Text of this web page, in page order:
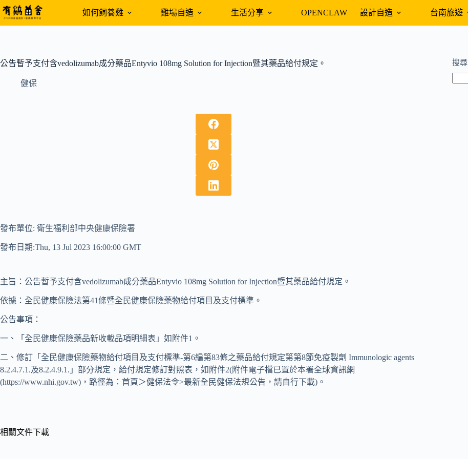
跳
至
容
如何飼養雞 雞場自造 生活分享 OPENCLAW 設計自造 台南旅遊
公告暫予支付含vedolizumab成分藥品Entyvio 108mg Solution for Injection暨其藥品給付規定。
健保
發布單位: 衛生福利部中央健康保險署
發布日期:Thu, 13 Jul 2023 16:00:00 GMT
主旨：公告暫予支付含vedolizumab成分藥品Entyvio 108mg Solution for Injection暨其藥品給付規定。
依據：全民健康保險法第41條暨全民健康保險藥物給付項目及支付標準。
公告事項：
一、「全民健康保險藥品新收載品項明細表」如附件1。
二、修訂「全民健康保險藥物給付項目及支付標準-第6編第83條之藥品給付規定第第8節免疫製劑 Immunologic agents
8.2.4.7.1.及8.2.4.9.1.」部分規定，給付規定修訂對照表，如附件2(附件電子檔已置於本署全球資訊網
(https://www.nhi.gov.tw)，路徑為：首頁＞健保法令>最新全民健保法規公告，請自行下載)。
相關文件下載
搜尋